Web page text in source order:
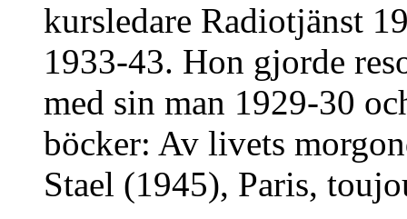
kursledare Radiotjänst
1933-43. Hon gjorde
med sin man 1929-30
böcker: Av livets
Stael (1945), Paris,